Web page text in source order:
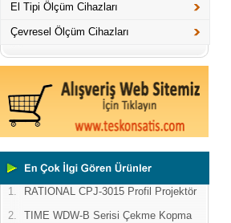
El Tipi Ölçüm Cihazları
Çevresel Ölçüm Cihazları
1.
RATIONAL CPJ-3015 Profil Projektör
2.
TIME WDW-B Serisi Çekme Kopma